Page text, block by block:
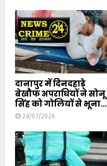
दानापुर में दिनदहाड़े
बेखौफ अपराधियों ने सोनू
सिंह को गोलियों से भूना...
24/07/2026